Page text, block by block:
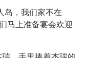
岛，我们家不在
马上准备宴会欢迎